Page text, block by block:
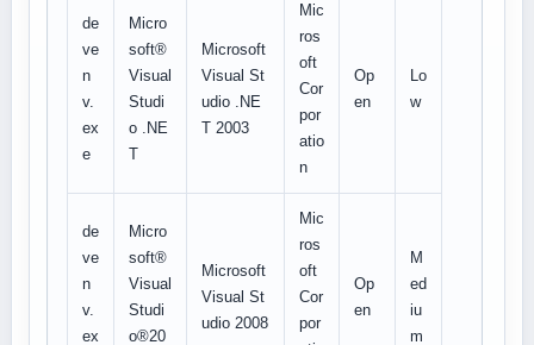
de
ve
n
v.
ex
e
Micro
soft®
Visual
Studi
o .NE
T
Microsoft
Visual St
udio .NE
T 2003
Mic
ros
oft
Cor
por
atio
n
Op
en
Lo
w
de
ve
n
v.
ex
Micro
soft®
Visual
Studi
o®20
Microsoft
Visual St
udio 2008
Mic
ros
oft
Cor
por
Op
en
M
ed
iu
m